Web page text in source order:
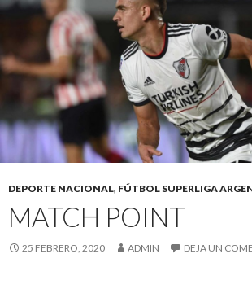
DEPORTE NACIONAL, FÚTBOL SUPERLIGA
MATCH POINT
25 FEBRERO, 2020 ADMIN DEJA UN